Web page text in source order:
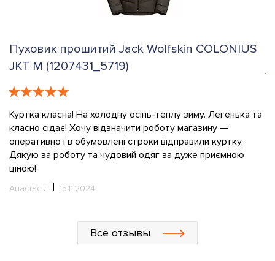
Пуховик прошитий Jack Wolfskin COLONIUS
JKT M (1207431_5719)
Куртка класна! На холодну осінь-теплу зиму. Легенька та
класно сідає! Хочу відзначити роботу магазину —
оперативно і в обумовлені строки відправили куртку.
Дякую за роботу та чудовий одяг за дуже приємною
ціною!
Анастасія 15.11.2024
Все отзывы